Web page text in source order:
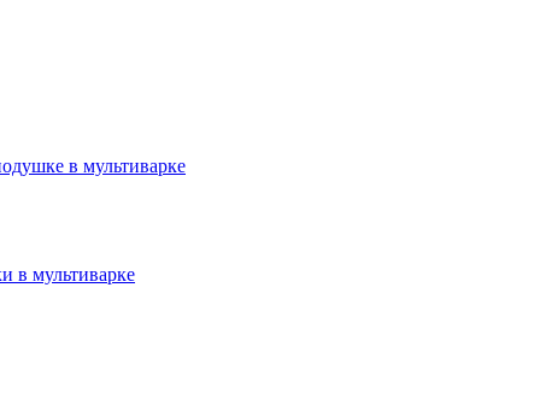
в мультиварке
в мультиварке